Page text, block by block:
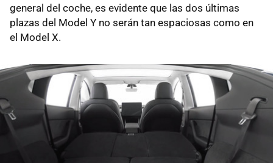
general del coche, es evidente que las dos últimas
plazas del Model Y no serán tan espaciosas como en
el Model X.